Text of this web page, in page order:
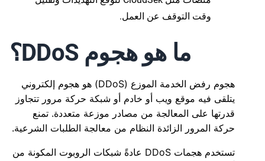
وقت التوقف عن العمل.
ما هو هجوم DDoS؟
هجوم رفض الخدمة الموزع (DDoS) هو هجوم إلكتروني
يتلقى فيه موقع ويب أو خادم أو شبكة حركة مرور تتجاوز
قدرتها على المعالجة من مصادر موزعة متعددة. تمنع
حركة المرور الزائدة النظام من معالجة الطلبات الشرعية.
تستخدم هجمات DDoS عادةً شبكات الروبوت المكونة من